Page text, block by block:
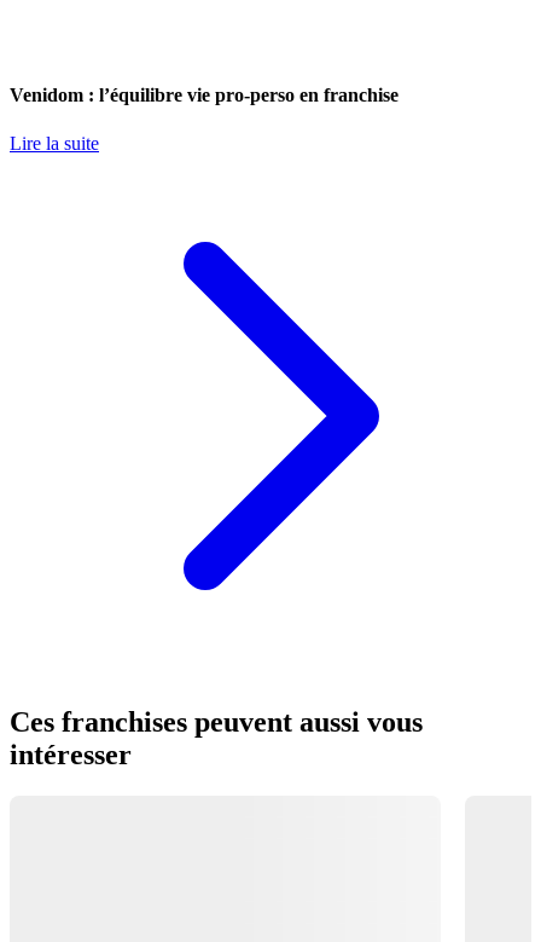
Venidom : l’équilibre vie pro-perso en franchise
Lire la suite
Ces franchises peuvent aussi vous
intéresser